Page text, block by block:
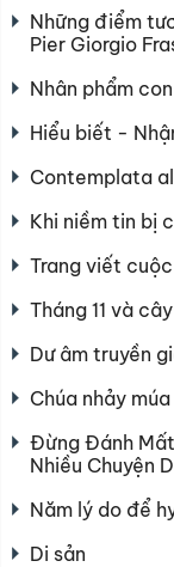
Những điểm
Pier Giorgio
Nhân phẩm
Hiểu biết -
Contemplata
Khi niềm tin bị
Trang viết
Tháng 11 và
Dư âm truyền
Chúa nhảy múa
Đừng Đánh Mất
Nhiều Chuyện
Năm lý do để
Di sản